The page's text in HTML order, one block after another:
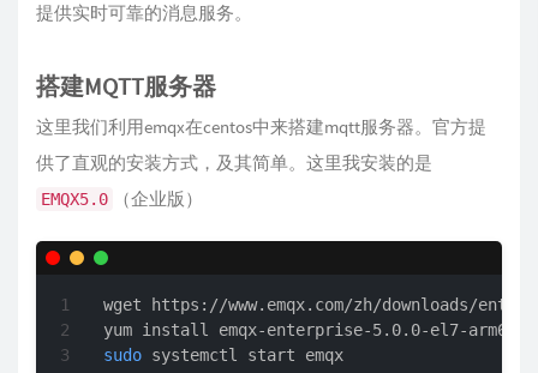
提供实时可靠的消息服务。
搭建MQTT服务器
这里我们利用emqx在centos中来搭建mqtt服务器。官方提
供了直观的安装方式，及其简单。这里我安装的是
EMQX5.0 （企业版）
wget https://www.emqx.com/zh/downloads/
sudo systemctl start emqx